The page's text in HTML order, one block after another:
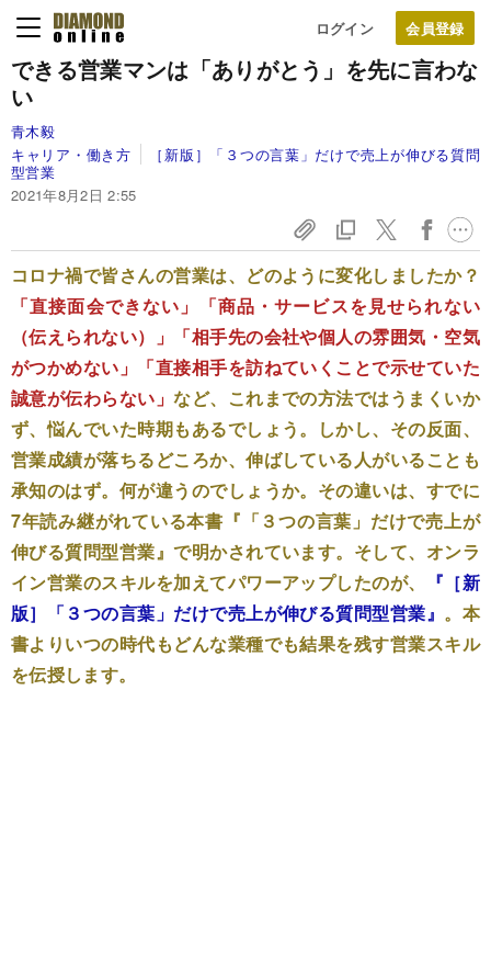
ログイン
できる営業マンは「ありがとう」を先に言わな
い
青木毅
キャリア・働き方
［新版］「３つの言葉」だけで売上が伸びる質問
型営業
2021年8月2日 2:55
コロナ禍で皆さんの営業は、どのように変化しましたか？
「直接面会できない」「商品・サービスを見せられない
（伝えられない）」「相手先の会社や個人の雰囲気・空気
がつかめない」「直接相手を訪ねていくことで示せていた
誠意が伝わらない」など、これまでの方法ではうまくいか
ず、悩んでいた時期もあるでしょう。しかし、その反面、
営業成績が落ちるどころか、伸ばしている人がいることも
承知のはず。何が違うのでしょうか。その違いは、すでに
7年読み継がれている本書『「３つの言葉」だけで売上が
伸びる質問型営業』で明かされています。そして、オンラ
イン営業のスキルを加えてパワーアップしたのが、
『［新
版］「３つの言葉」だけで売上が伸びる質問型営業』 。本
書よりいつの時代もどんな業種でも結果を残す営業スキル
を伝授します。